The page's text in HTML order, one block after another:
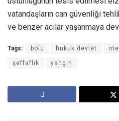
vatandaşların can güvenliği
ve benzer acılar yaşanmaya
Tags: bolu hukuk devlet otel
şeffaflık yangın